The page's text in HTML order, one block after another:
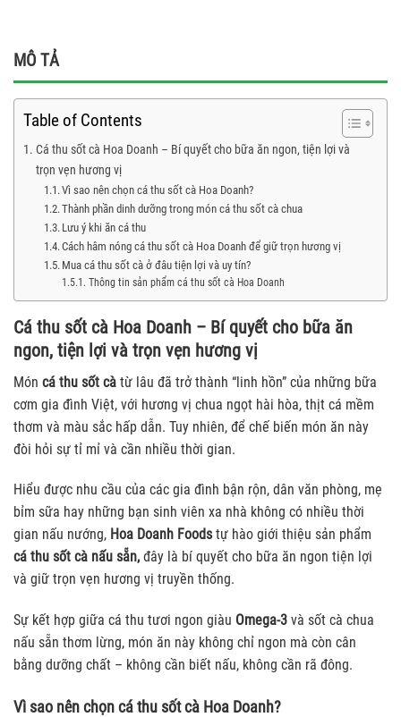
MÔ TẢ
Table of Contents
Cá thu sốt cà Hoa Doanh – Bí quyết cho bữa ăn ngon, tiện lợi và
trọn vẹn hương vị
Vì sao nên chọn cá thu sốt cà Hoa Doanh?
Thành phần dinh dưỡng trong món cá thu sốt cà chua
Lưu ý khi ăn cá thu
Cách hâm nóng cá thu sốt cà Hoa Doanh để giữ trọn hương vị
Mua cá thu sốt cà ở đâu tiện lợi và uy tín?
Thông tin sản phẩm cá thu sốt cà Hoa Doanh
Cá thu sốt cà Hoa Doanh – Bí quyết cho bữa ăn
ngon, tiện lợi và trọn vẹn hương vị
Món cá thu sốt cà từ lâu đã trở thành “linh hồn” của những bữa
cơm gia đình Việt, với hương vị chua ngọt hài hòa, thịt cá mềm
thơm và màu sắc hấp dẫn. Tuy nhiên, để chế biến món ăn này
đòi hỏi sự tỉ mỉ và cần nhiều thời gian.
Hiểu được nhu cầu của các gia đình bận rộn, dân văn phòng, mẹ
bỉm sữa hay những bạn sinh viên xa nhà không có nhiều thời
gian nấu nướng, Hoa Doanh Foodstự hào giới thiệu sản phẩm
cá thu sốt cà nấu sẵn, đây là bí quyết cho bữa ăn ngon tiện lợi
và giữ trọn vẹn hương vị truyền thống.
Sự kết hợp giữa cá thu tươi ngon giàu Omega-3 và sốt cà chua
nấu sẵn thơm lừng, món ăn này không chỉ ngon mà còn cân
bằng dưỡng chất – không cần biết nấu, không cần rã đông.
Vì sao nên chọn cá thu sốt cà Hoa Doanh?